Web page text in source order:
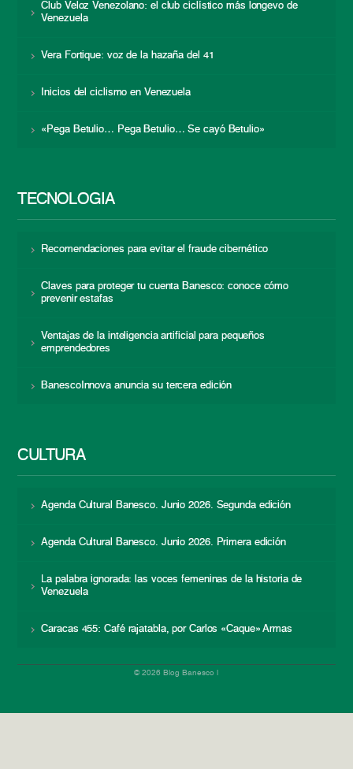
Club Veloz Venezolano: el club ciclístico más longevo de
Venezuela
Vera Fortique: voz de la hazaña del 41
Inicios del ciclismo en Venezuela
«Pega Betulio… Pega Betulio… Se cayó Betulio»
TECNOLOGÍA
Recomendaciones para evitar el fraude cibernético
Claves para proteger tu cuenta Banesco: conoce cómo
prevenir estafas
Ventajas de la inteligencia artificial para pequeños
emprendedores
BanescoInnova anuncia su tercera edición
CULTURA
Agenda Cultural Banesco. Junio 2026. Segunda edición
Agenda Cultural Banesco. Junio 2026. Primera edición
La palabra ignorada: las voces femeninas de la historia de
Venezuela
Caracas 455: Café rajatabla, por Carlos «Caque» Armas
© 2026 Blog Banesco |